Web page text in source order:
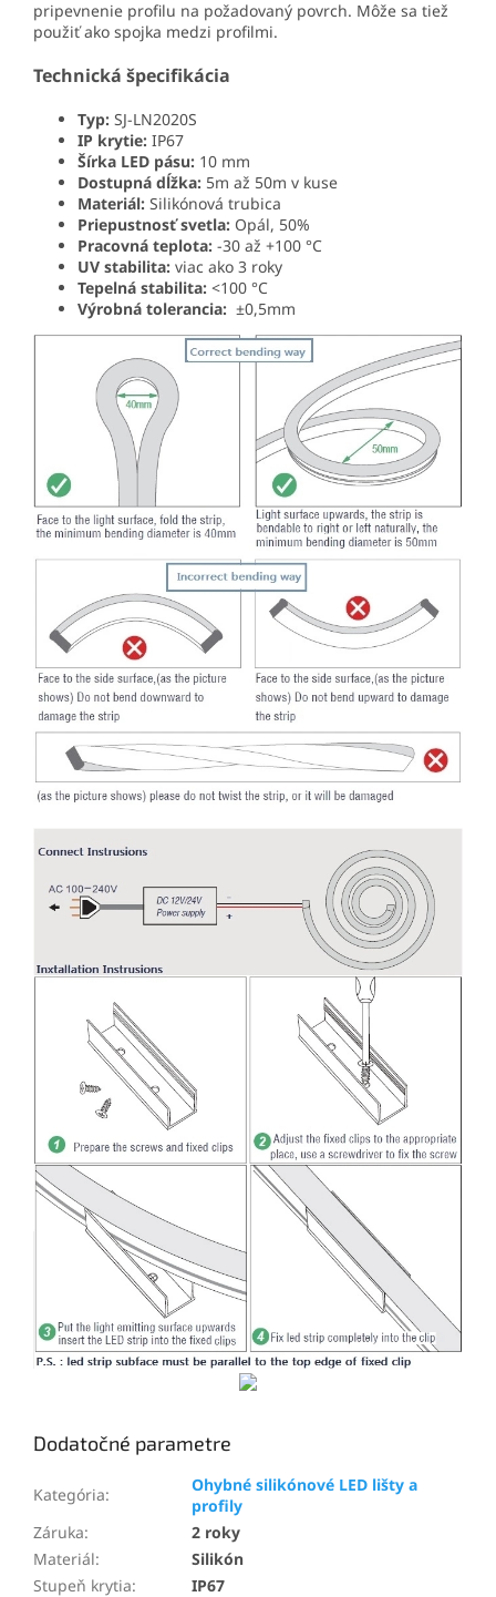
pripevnenie profilu na požadovaný povrch. Môže sa tiež
použiť ako spojka medzi profilmi.
Technická špecifikácia
Typ: SJ-LN2020S
IP krytie: IP67
Šírka LED pásu: 10 mm
Dostupná dĺžka: 5m až 50m v kuse
Materiál: Silikónová trubica
Priepustnosť svetla: Opál, 50%
Pracovná teplota: -30 až +100 °C
UV stabilita: viac ako 3 roky
Tepelná stabilita: <100 °C
Výrobná tolerancia: ±0,5mm
Dodatočné parametre
Kategória:
Ohybné silikónové LED lišty a
profily
Záruka:
2 roky
Materiál:
Silikón
Stupeň krytia:
IP67